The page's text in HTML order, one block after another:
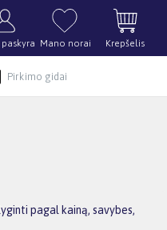
Mano norai Krepšelis
Pirkimo gidai
pagal kainą, savybes,